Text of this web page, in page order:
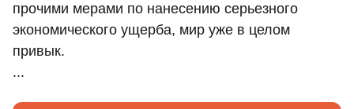
прочими мерами по нанесению серьезного
экономического ущерба, мир уже в целом
привык.
...